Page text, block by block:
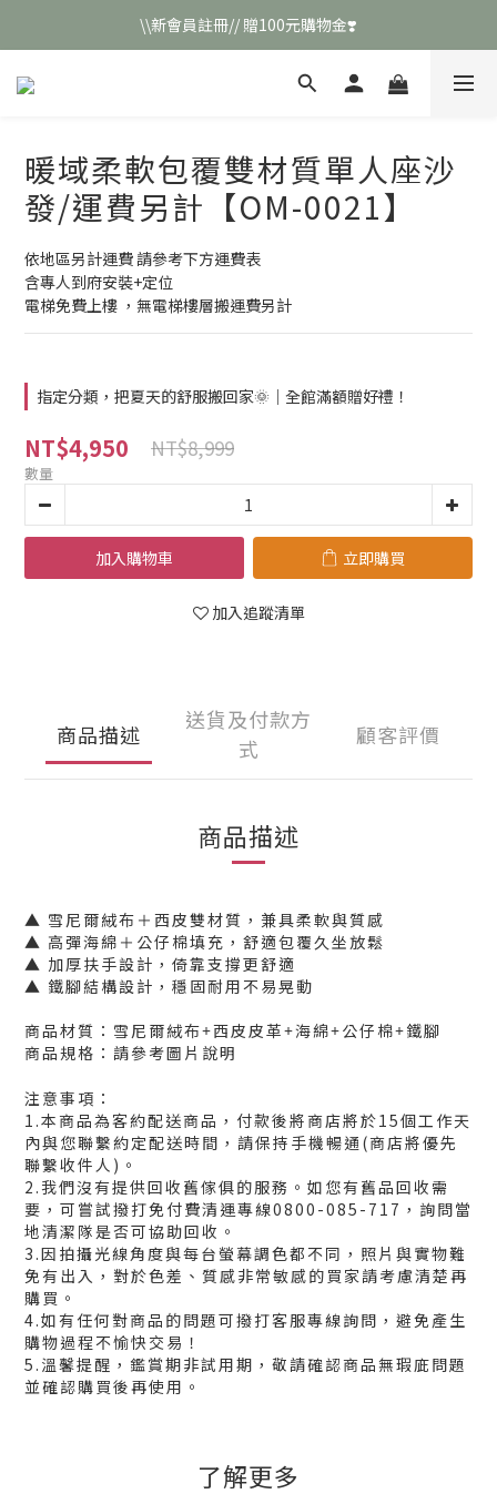
\\新會員註冊// 贈100元購物金❣️
\\新會員註冊// 贈100元購物金❣️
LINE好友招募\\ 回答數字 領取50元折扣碼 //
暖域柔軟包覆雙材質單人座沙
發/運費另計【OM-0021】
依地區另計運費 請參考下方運費表
含專人到府安裝+定位
電梯免費上樓 ，無電梯樓層搬運費另計
指定分類，把夏天的舒服搬回家🌞｜全館滿額贈好禮！
NT$4,950 NT$8,999
數量
加入購物車 立即購買
加入追蹤清單
商品描述
送貨及付款方
式
顧客評價
商品描述
▲ 雪尼爾絨布＋西皮雙材質，兼具柔軟與質感
▲ 高彈海綿＋公仔棉填充，舒適包覆久坐放鬆
▲ 加厚扶手設計，倚靠支撐更舒適
▲ 鐵腳結構設計，穩固耐用不易晃動
商品材質：雪尼爾絨布+西皮皮革+海綿+公仔棉+鐵腳
商品規格：請參考圖片說明
注意事項：
1.本商品為客約配送商品，付款後將商店將於15個工作天
內與您聯繫約定配送時間，請保持手機暢通(商店將優先
聯繫收件人)。
2.我們沒有提供回收舊傢俱的服務。如您有舊品回收需
要，可嘗試撥打免付費清運專線0800-085-717，詢問當
地清潔隊是否可協助回收。
3.因拍攝光線角度與每台螢幕調色都不同，照片與實物難
免有出入，對於色差、質感非常敏感的買家請考慮清楚再
購買。
4.如有任何對商品的問題可撥打客服專線詢問，避免產生
購物過程不愉快交易！
5.溫馨提醒，鑑賞期非試用期，敬請確認商品無瑕庛問題
並確認購買後再使用。
了解更多